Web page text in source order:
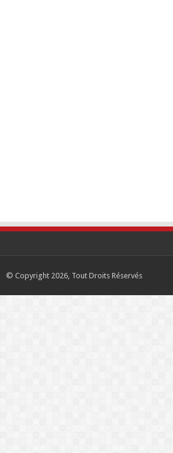
© Copyright 2026, Tout Droits Réservés